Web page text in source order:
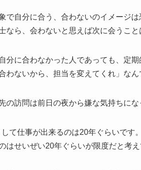
で自分に合う、合わないのイメージ
ら、会わないと思えば次に会うこと
分に合わなかった人であっても、定
ないから、担当を変えてくれ」なん
訪問は前日の夜から嫌な気持ちにな
て仕事が出来るのは20年ぐらいです
せいぜい20年ぐらいが限度だと考え